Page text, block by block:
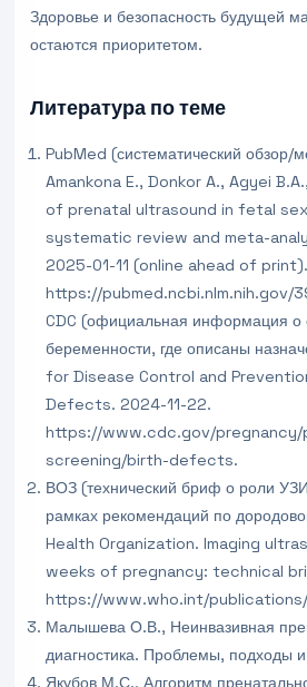
Здоровье и безопасность будущей
остаются приоритетом.
Литература по теме
PubMed (систематический обзор/
Amankona E., Donkor A., Agyei
of prenatal ultrasound in fetal
systematic review and meta-
2025-01-11 (online ahead of print).
https://pubmed.ncbi.nlm.nih.gov/
CDC (официальная информация о
беременности, где описаны
for Disease Control and
Defects. 2024-11-22.
https://www.cdc.gov/pregnancy/
screening/birth-defects.
ВОЗ (технический бриф о роли
рамках рекомендаций по
Health Organization. Imaging
weeks of pregnancy: technical
https://www.who.int/
Малышева О.В., Неинвазивная
диагностика. Проблемы, подходы
Якубов М.С., Алгоритм